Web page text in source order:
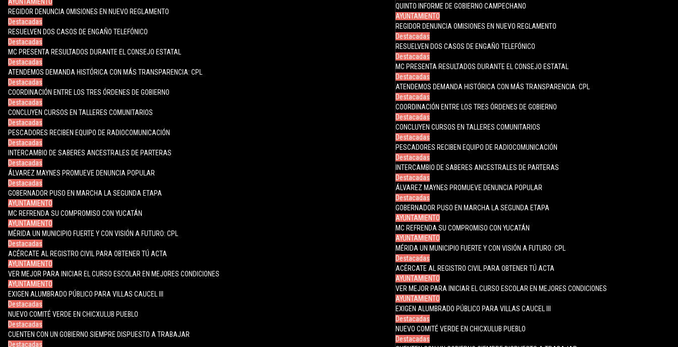
REGIDOR DENUNCIA OMISIONES EN NUEVO REGLAMENTO
Destacadas
RESUELVEN DOS CASOS DE ENGAÑO TELEFÓNICO
Destacadas
MC PRESENTA RESULTADOS DURANTE EL CONSEJO ESTATAL
Destacadas
ATENDEMOS DEMANDA HISTÓRICA CON MÁS TRANSPARENCIA: CPL
Destacadas
COORDINACIÓN ENTRE LOS TRES ÓRDENES DE GOBIERNO
Destacadas
CONCLUYEN CURSOS EN TALLERES COMUNITARIOS
Destacadas
PESCADORES RECIBEN EQUIPO DE RADIOCOMUNICACIÓN
Destacadas
INTERCAMBIO DE SABERES ANCESTRALES DE PARTERAS
Destacadas
ÁLVAREZ MAYNES PROMUEVE DENUNCIA POPULAR
Destacadas
GOBERNADOR PUSO EN MARCHA LA SEGUNDA ETAPA
AYUNTAMIENTO
MC REFRENDA SU COMPROMISO CON YUCATÁN
AYUNTAMIENTO
MÉRIDA UN MUNICIPIO FUERTE Y CON VISIÓN A FUTURO: CPL
Destacadas
ACÉRCATE AL REGISTRO CIVIL PARA OBTENER TÚ ACTA
AYUNTAMIENTO
VER MEJOR PARA INICIAR EL CURSO ESCOLAR EN MEJORES CONDICIONES
AYUNTAMIENTO
EXIGEN ALUMBRADO PÚBLICO PARA VILLAS CAUCEL III
Destacadas
NUEVO COMITÉ VERDE EN CHICXULUB PUEBLO
Destacadas
CUENTEN CON UN GOBIERNO SIEMPRE DISPUESTO A TRABAJAR
Destacadas
QUINTO INFORME DE GOBIERNO CAMPECHANO
AYUNTAMIENTO
REGIDOR DENUNCIA OMISIONES EN NUEVO REGLAMENTO
Destacadas
RESUELVEN DOS CASOS DE ENGAÑO TELEFÓNICO
Destacadas
MC PRESENTA RESULTADOS DURANTE EL CONSEJO ESTATAL
Destacadas
ATENDEMOS DEMANDA HISTÓRICA CON MÁS TRANSPARENCIA: CPL
Destacadas
COORDINACIÓN ENTRE LOS TRES ÓRDENES DE GOBIERNO
Destacadas
CONCLUYEN CURSOS EN TALLERES COMUNITARIOS
Destacadas
PESCADORES RECIBEN EQUIPO DE RADIOCOMUNICACIÓN
Destacadas
INTERCAMBIO DE SABERES ANCESTRALES DE PARTERAS
Destacadas
ÁLVAREZ MAYNES PROMUEVE DENUNCIA POPULAR
Destacadas
GOBERNADOR PUSO EN MARCHA LA SEGUNDA ETAPA
AYUNTAMIENTO
MC REFRENDA SU COMPROMISO CON YUCATÁN
AYUNTAMIENTO
MÉRIDA UN MUNICIPIO FUERTE Y CON VISIÓN A FUTURO: CPL
Destacadas
ACÉRCATE AL REGISTRO CIVIL PARA OBTENER TÚ ACTA
AYUNTAMIENTO
VER MEJOR PARA INICIAR EL CURSO ESCOLAR EN MEJORES CONDICIONES
AYUNTAMIENTO
EXIGEN ALUMBRADO PÚBLICO PARA VILLAS CAUCEL III
Destacadas
NUEVO COMITÉ VERDE EN CHICXULUB PUEBLO
Destacadas